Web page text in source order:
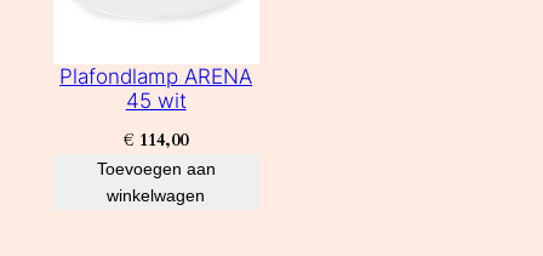
Plafondlamp ARENA
45 wit
€ 114,00
Toevoegen aan
winkelwagen